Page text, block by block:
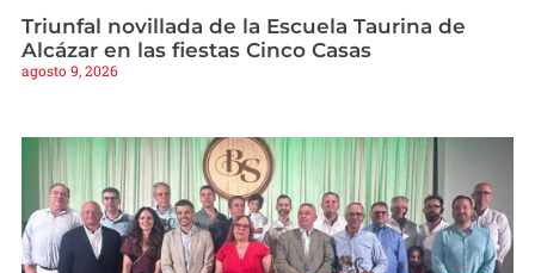
Triunfal novillada de la Escuela Taurina de
Alcázar en las fiestas Cinco Casas
agosto 9, 2026